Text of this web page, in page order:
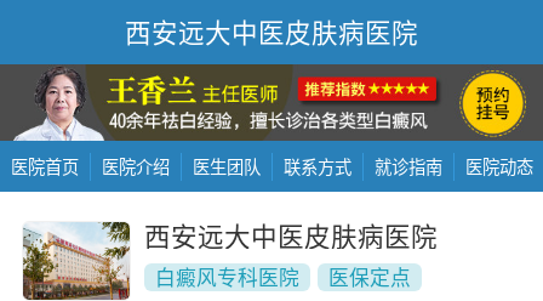
西安远大中医皮肤病医院
医院首页 医院介绍 医生团队 联系方式 就诊指南 医院动态
西安远大中医皮肤病医院
白癜风专科医院
医保定点